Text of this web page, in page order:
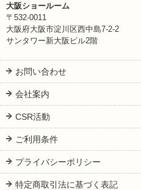
大阪ショールーム
〒532-0011
大阪府大阪市淀川区西中島7-2-2
サンタワー新大阪ビル2階
お問い合わせ
会社案内
CSR活動
ご利用条件
プライバシーポリシー
特定商取引法に基づく表記